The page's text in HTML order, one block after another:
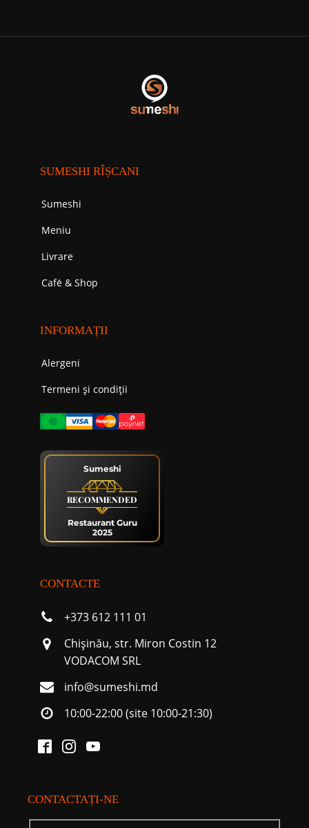
SUMESHI RÎȘCANI
Sumeshi
Meniu
Livrare
Cafе́ & Shop
INFORMAȚII
Alergeni
Termeni și condiții
Sumeshi
RECOMMENDED
Restaurant Guru
2025
CONTACTE
+373 612 111 01
Chişinău, str. Miron Costin 12
VODACOM SRL
info@sumeshi.md
10:00-22:00 (site 10:00-21:30)
CONTACTAȚI-NE